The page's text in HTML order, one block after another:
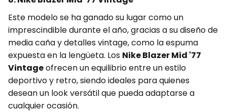
Este modelo se ha ganado su lugar como un
imprescindible durante el año, gracias a su diseño de
media caña y detalles vintage, como la espuma
expuesta en la lengüeta. Los Nike Blazer Mid '77
Vintageofrecen un equilibrio entre un estilo
deportivo y retro, siendo ideales para quienes
desean un look versátil que pueda adaptarse a
cualquier ocasión.